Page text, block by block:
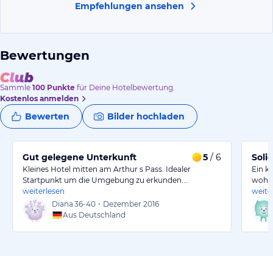
Empfehlungen ansehen
Bewertungen
Sammle 100 Punkte für Deine Hotelbewertung.
Kostenlos anmelden
Bewerten Bilder hochladen
Gut gelegene Unterkunft 5 / 6
Kleines Hotel mitten am Arthur s Pass. Idealer
Startpunkt um die Umgebung zu erkunden.…
weiterlesen
Diana 36-40 • Dezember 2016
Aus Deutschland
Ein